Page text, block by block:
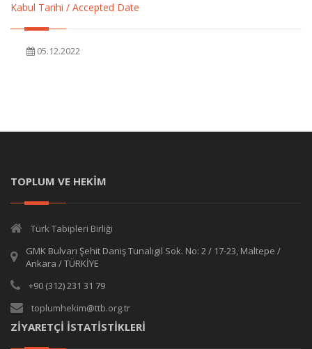
Kabul Tarihi / Accepted Date
05.12.2022
TOPLUM VE HEKİM
Türk Tabipleri Birliği
GMK Bulvarı Şehit Daniş Tunalıgil Sok. No: 2 / 17-23, Maltepe /
Ankara / TÜRKİYE
+90 (312) 231 31 79
toplumhekim@ttb.org.tr
ZİYARETÇİ İSTATİSTİKLERİ